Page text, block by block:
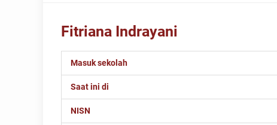
Fitriana Indrayani
Masuk sekolah
Saat ini di
NISN